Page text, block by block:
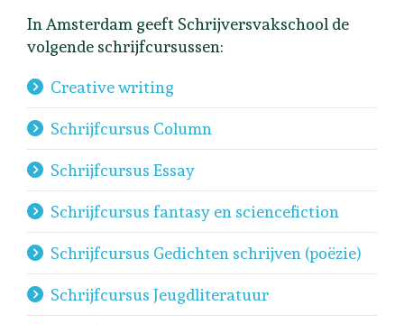
In Amsterdam geeft Schrijversvakschool de
volgende schrijfcursussen:
Creative writing
Schrijfcursus Column
Schrijfcursus Essay
Schrijfcursus fantasy en sciencefiction
Schrijfcursus Gedichten schrijven (poëzie)
Schrijfcursus Jeugdliteratuur